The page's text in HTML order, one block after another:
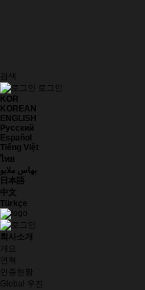
검색
로그인
KOR
KOREAN
ENGLISH
Русский
Español
Tiếng Việt
ไทย
بهاس ملايو
日本語
中文
Türkçe
회사소개
개요
연혁
인증현황
Global 우진